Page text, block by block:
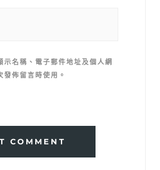
示名稱、電子郵件地址及個人網
發佈留言時使用。
COMMENT